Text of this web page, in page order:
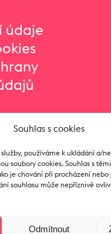
Souhlas s cookies
používáme k ukládání a/
soubory cookies. Souhlas s
je chování při procházení
souhlasu může nepříznivě
Odmítnout
údaje